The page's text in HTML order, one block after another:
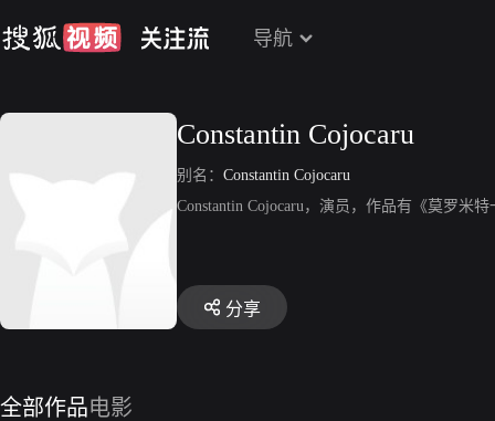
导航
Constantin Cojocaru
别名： Constantin Cojocaru
Constantin Cojocaru，演员，作品有《莫罗米
分享
全部作品电影